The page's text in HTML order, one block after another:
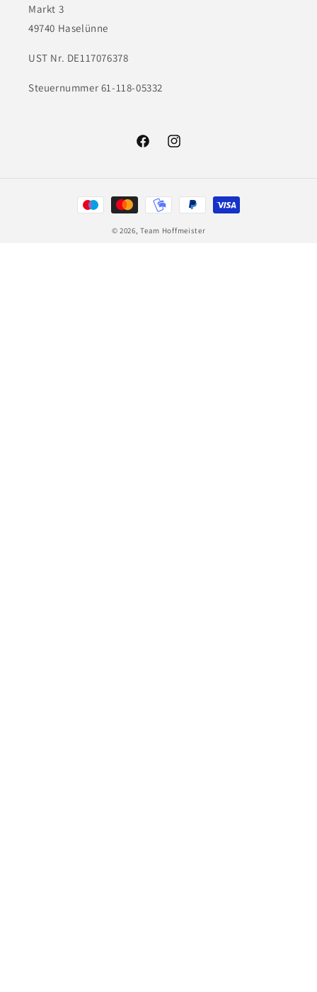
Markt 3
49740 Haselünne
UST Nr. DE117076378
Steuernummer 61-118-05332
FacebookInstagram
Zahlungsmethoden
© 2026,Team Hoffmeister